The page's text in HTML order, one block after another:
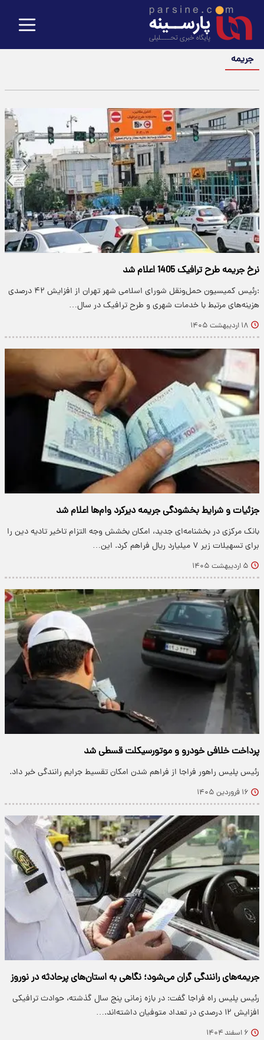
جریمه
نرخ جریمه طرح ترافیک 1405 اعلام شد
:رئیس کمیسیون حمل‌ونقل شورای اسلامی شهر تهران از افزایش ۴۲ درصدی
هزینه‌های مرتبط با خدمات شهری و طرح ترافیک در سال…
۱۸ اردیبهشت ۱۴۰۵
جزئیات و شرایط بخشودگی جریمه دیرکرد وام‌ها اعلام شد
بانک مرکزی در بخشنامه‌ای جدید، امکان بخشش وجه التزام تاخیر تادیه دین را
برای تسهیلات زیر ۷ میلیارد ریال فراهم کرد. این…
۵ اردیبهشت ۱۴۰۵
پرداخت خلافی خودرو و موتورسیکلت قسطی شد
رئیس پلیس راهور فراجا از فراهم شدن امکان تقسیط جرایم رانندگی خبر داد.
۱۶ فروردین ۱۴۰۵
جریمه‌های رانندگی گران می‌شود؛ نگاهی به استان‌های پرحادثه در نوروز
رئیس پلیس راه فراجا گفت: در بازه زمانی پنج سال گذشته، حوادث ترافیکی
افزایش ۱۲ درصدی در تعداد متوفیان داشته‌اند.…
۶ اسفند ۱۴۰۴